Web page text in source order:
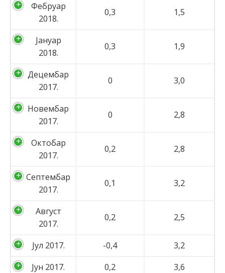
Фебруар
2018.
0,3 1,5
Јануар
2018.
0,3 1,9
Децембар
2017.
0 3,0
Новембар
2017.
0 2,8
Октобар
2017.
0,2 2,8
Септембар
2017.
0,1 3,2
Август
2017.
0,2 2,5
Јул 2017. -0,4
3,2
Јун 2017.
0,2
3,6